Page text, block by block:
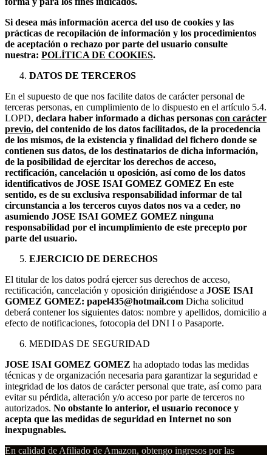
Si desea más información acerca del uso de cookies y las
prácticas de recopilación de información y los procedimientos
de aceptación o rechazo por parte del usuario consulte
nuestra: POLÍTICA DE COOKIES.
DATOS DE TERCEROS
En el supuesto de que nos facilite datos de carácter personal de
terceras personas, en cumplimiento de lo dispuesto en el artículo 5.4.
LOPD, declara haber informado a dichas personas con carácter
previo, del contenido de los datos facilitados, de la procedencia
de los mismos, de la existencia y finalidad del fichero donde se
contienen sus datos, de los destinatarios de dicha información,
de la posibilidad de ejercitar los derechos de acceso,
rectificación, cancelación u oposición, así como de los datos
identificativos de JOSE ISAI GOMEZ GOMEZ En este
sentido, es de su exclusiva responsabilidad informar de tal
circunstancia a los terceros cuyos datos nos va a ceder, no
asumiendo JOSE ISAI GOMEZ GOMEZ ninguna
responsabilidad por el incumplimiento de este precepto por
parte del usuario.
EJERCICIO DE DERECHOS
El titular de los datos podrá ejercer sus derechos de acceso,
rectificación, cancelación y oposición dirigiéndose a JOSE ISAI
GOMEZ GOMEZ: papel435@hotmail.com Dicha solicitud
deberá contener los siguientes datos: nombre y apellidos, domicilio a
efecto de notificaciones, fotocopia del DNI I o Pasaporte.
MEDIDAS DE SEGURIDAD
JOSE ISAI GOMEZ GOMEZ ha adoptado todas las medidas
técnicas y de organización necesaria para garantizar la seguridad e
integridad de los datos de carácter personal que trate, así como para
evitar su pérdida, alteración y/o acceso por parte de terceros no
autorizados. No obstante lo anterior, el usuario reconoce y
acepta que las medidas de seguridad en Internet no son
inexpugnables.
En calidad de Afiliado de Amazon, obtengo ingresos por las